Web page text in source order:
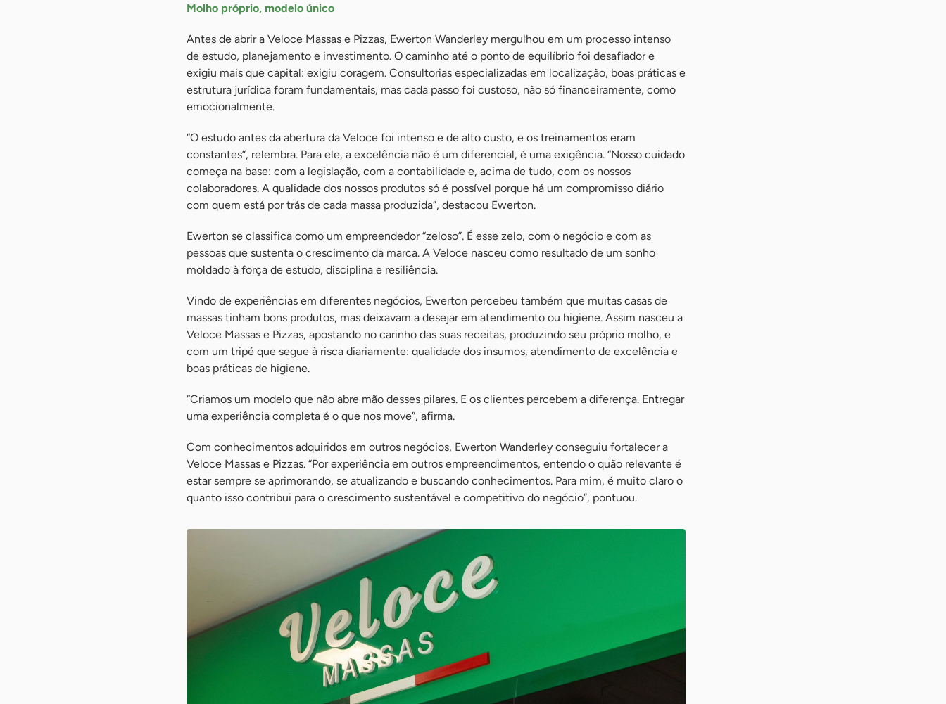
Molho próprio, modelo único
Antes de abrir a Veloce Massas e Pizzas, Ewerton Wanderley mergulhou em um processo intenso
de estudo, planejamento e investimento. O caminho até o ponto de equilíbrio foi desafiador e
exigiu mais que capital: exigiu coragem. Consultorias especializadas em localização, boas práticas e
estrutura jurídica foram fundamentais, mas cada passo foi custoso, não só financeiramente, como
emocionalmente.
“O estudo antes da abertura da Veloce foi intenso e de alto custo, e os treinamentos eram
constantes”, relembra. Para ele, a excelência não é um diferencial, é uma exigência. “Nosso cuidado
começa na base: com a legislação, com a contabilidade e, acima de tudo, com os nossos
colaboradores. A qualidade dos nossos produtos só é possível porque há um compromisso diário
com quem está por trás de cada massa produzida”, destacou Ewerton.
Ewerton se classifica como um empreendedor “zeloso”. É esse zelo, com o negócio e com as
pessoas que sustenta o crescimento da marca. A Veloce nasceu como resultado de um sonho
moldado à força de estudo, disciplina e resiliência.
Vindo de experiências em diferentes negócios, Ewerton percebeu também que muitas casas de
massas tinham bons produtos, mas deixavam a desejar em atendimento ou higiene. Assim nasceu a
Veloce Massas e Pizzas, apostando no carinho das suas receitas, produzindo seu próprio molho, e
com um tripé que segue à risca diariamente: qualidade dos insumos, atendimento de excelência e
boas práticas de higiene.
“Criamos um modelo que não abre mão desses pilares. E os clientes percebem a diferença. Entregar
uma experiência completa é o que nos move”, afirma.
Com conhecimentos adquiridos em outros negócios, Ewerton Wanderley conseguiu fortalecer a
Veloce Massas e Pizzas. “Por experiência em outros empreendimentos, entendo o quão relevante é
estar sempre se aprimorando, se atualizando e buscando conhecimentos. Para mim, é muito claro o
quanto isso contribui para o crescimento sustentável e competitivo do negócio”, pontuou.